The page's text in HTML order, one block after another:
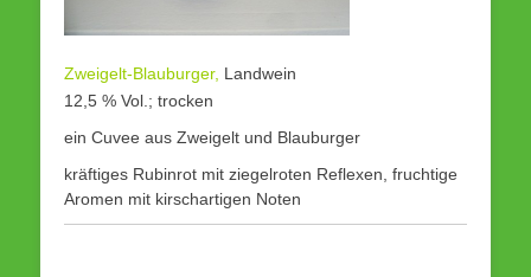
Zweigelt-Blauburger, Landwein
12,5 % Vol.; trocken
ein Cuvee aus Zweigelt und Blauburger
kräftiges Rubinrot mit ziegelroten Reflexen, fruchtige
Aromen mit kirschartigen Noten